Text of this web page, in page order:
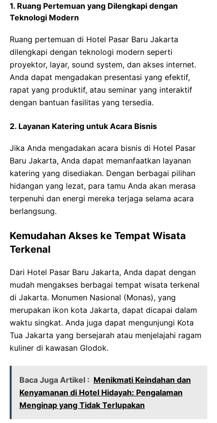
1. Ruang Pertemuan yang Dilengkapi dengan
Teknologi Modern
Ruang pertemuan di Hotel Pasar Baru Jakarta
dilengkapi dengan teknologi modern seperti
proyektor, layar, sound system, dan akses internet.
Anda dapat mengadakan presentasi yang efektif,
rapat yang produktif, atau seminar yang interaktif
dengan bantuan fasilitas yang tersedia.
2. Layanan Katering untuk Acara Bisnis
Jika Anda mengadakan acara bisnis di Hotel Pasar
Baru Jakarta, Anda dapat memanfaatkan layanan
katering yang disediakan. Dengan berbagai pilihan
hidangan yang lezat, para tamu Anda akan merasa
terpenuhi dan energi mereka terjaga selama acara
berlangsung.
Kemudahan Akses ke Tempat Wisata
Terkenal
Dari Hotel Pasar Baru Jakarta, Anda dapat dengan
mudah mengakses berbagai tempat wisata terkenal
di Jakarta. Monumen Nasional (Monas), yang
merupakan ikon kota Jakarta, dapat dicapai dalam
waktu singkat. Anda juga dapat mengunjungi Kota
Tua Jakarta yang bersejarah atau menjelajahi ragam
kuliner di kawasan Glodok.
Baca Juga Artikel : Menikmati Keindahan dan
Kenyamanan di Hotel Hidayah: Pengalaman
Menginap yang Tidak Terlupakan